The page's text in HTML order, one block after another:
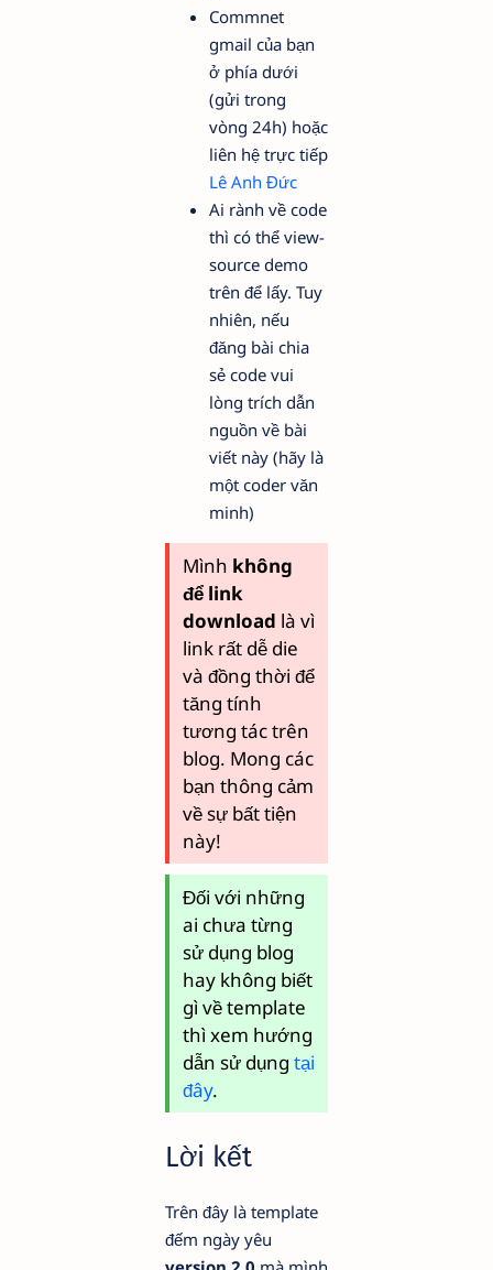
Commnet
gmail của bạn
ở phía dưới
(gửi trong
vòng 24h) hoặc
liên hệ trực tiếp
Lê Anh Đức
Ai rành về code
thì có thể view-
source demo
trên để lấy. Tuy
nhiên, nếu
đăng bài chia
sẻ code vui
lòng trích dẫn
nguồn về bài
viết này (hãy là
một coder văn
minh)
Mình không
để link
download là vì
link rất dễ die
và đồng thời để
tăng tính
tương tác trên
blog. Mong các
bạn thông cảm
về sự bất tiện
này!
Đối với những
ai chưa từng
sử dụng blog
hay không biết
gì về template
thì xem hướng
dẫn sử dụng tại
đây.
Lời kết
Trên đây là template
đếm ngày yêu